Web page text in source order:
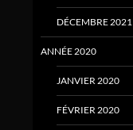
DÉCEMBRE 2021
ANNÉE 2020
JANVIER 2020
FÉVRIER 2020